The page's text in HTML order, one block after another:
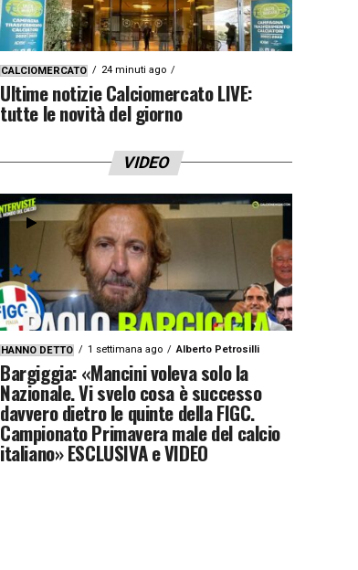
CALCIOMERCATO 24 minuti ago
Ultime notizie Calciomercato LIVE:
tutte le novità del giorno
VIDEO
HANNO DETTO 1 settimana ago Alberto Petrosilli
Bargiggia: «Mancini voleva solo la
Nazionale. Vi svelo cosa è successo
davvero dietro le quinte della FIGC.
Campionato Primavera male del calcio
italiano» ESCLUSIVA e VIDEO